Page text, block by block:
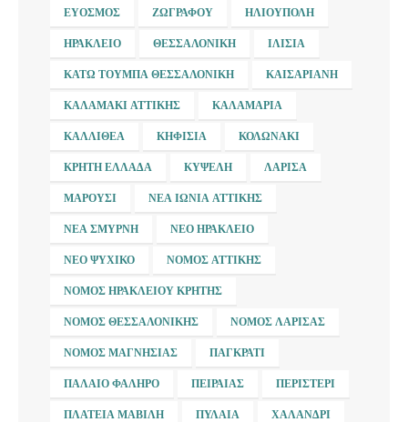
ΕΎΟΣΜΟΣ ΖΩΓΡΆΦΟΥ ΗΛΙΟΎΠΟΛΗ
ΗΡΆΚΛΕΙΟ ΘΕΣΣΑΛΟΝΊΚΗ ΙΛΊΣΙΑ
ΚΆΤΩ ΤΟΎΜΠΑ ΘΕΣΣΑΛΟΝΊΚΗ ΚΑΙΣΑΡΙΑΝΉ
ΚΑΛΑΜΆΚΙ ΑΤΤΙΚΉΣ ΚΑΛΑΜΑΡΙΆ
ΚΑΛΛΙΘΈΑ ΚΗΦΙΣΙΆ ΚΟΛΩΝΆΚΙ
ΚΡΉΤΗ ΕΛΛΆΔΑ ΚΥΨΈΛΗ ΛΆΡΙΣΑ
ΜΑΡΟΎΣΙ ΝΈΑ ΙΩΝΊΑ ΑΤΤΙΚΉΣ
ΝΈΑ ΣΜΎΡΝΗ ΝΈΟ ΗΡΆΚΛΕΙΟ
ΝΈΟ ΨΥΧΙΚΌ ΝΟΜΌΣ ΑΤΤΙΚΉΣ
ΝΟΜΌΣ ΗΡΑΚΛΕΊΟΥ ΚΡΉΤΗΣ
ΝΟΜΌΣ ΘΕΣΣΑΛΟΝΊΚΗΣ ΝΟΜΌΣ ΛΆΡΙΣΑΣ
ΝΟΜΌΣ ΜΑΓΝΗΣΊΑΣ ΠΑΓΚΡΆΤΙ
ΠΑΛΑΙΌ ΦΆΛΗΡΟ ΠΕΙΡΑΙΆΣ ΠΕΡΙΣΤΈΡΙ
ΠΛΑΤΕΊΑ ΜΑΒΊΛΗ ΠΥΛΑΊΑ ΧΑΛΆΝΔΡΙ